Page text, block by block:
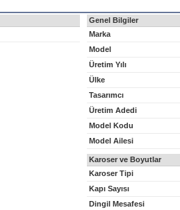
Genel Bilgiler
Marka
Model
Üretim Yılı
Ülke
Tasarımcı
Üretim Adedi
Model Kodu
Model Ailesi
Karoser ve Boyutlar
Karoser Tipi
Kapı Sayısı
Dingil Mesafesi